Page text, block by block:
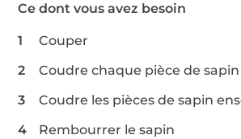
Ce dont vous avez besoin
Couper
Coudre chaque pièce de sapin
Coudre les pièces de sapin
Rembourrer le sapin